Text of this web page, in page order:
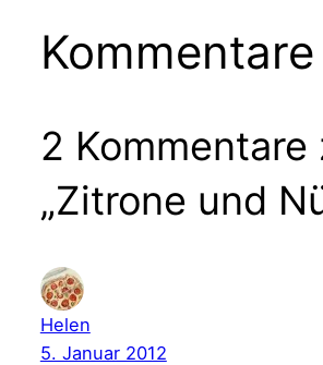
Kommentare
2 Kommentare
„Zitrone und
Helen
5. Januar 2012